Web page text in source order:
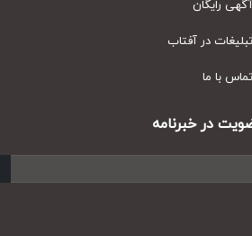
رایگان
در آفتاب
با ما
در خبرنامه